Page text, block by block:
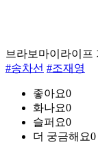
브라보마이라이프
#송차선 #조재영
좋아요0
화나요0
슬퍼요0
더 궁금해요0